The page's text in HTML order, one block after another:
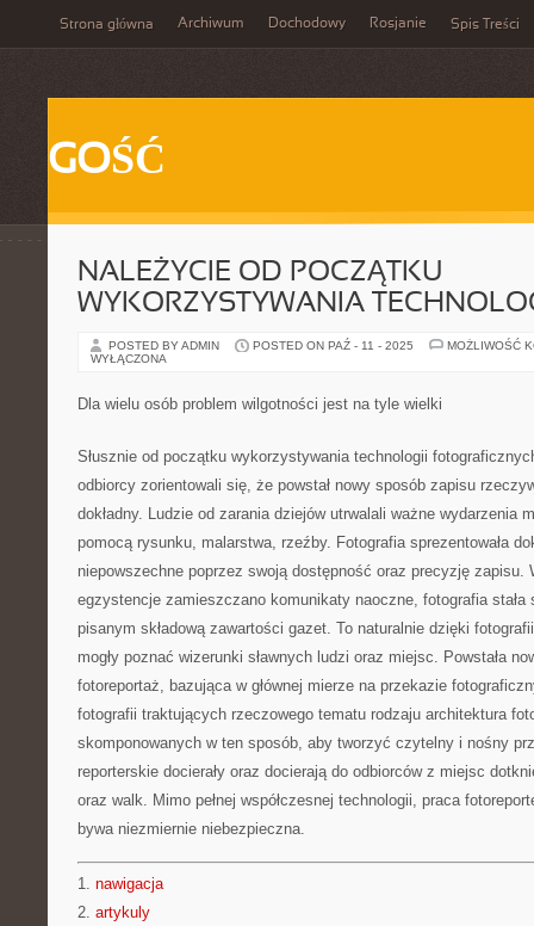
Strona główna Archiwum Dochodowy Rosjanie Spis Treści
GOŚĆ
NALEŻYCIE OD POCZĄTKU
WYKORZYSTYWANIA
POSTED BY ADMIN POSTED ON PAŹ - 11 - 2025
MOŻLIWOŚĆ
WYŁĄCZONA
Dla wielu osób problem wilgotności jest na tyle wielki
Słusznie od początku wykorzystywania technologii
odbiorcy zorientowali się, że powstał nowy sposób zapisu
dokładny. Ludzie od zarania dziejów utrwalali ważne wydarzenia
pomocą rysunku, malarstwa, rzeźby. Fotografia sprezentowała
niepowszechne poprzez swoją dostępność oraz precyzję zapisu.
egzystencje zamieszczano komunikaty naoczne, fotografia stała
pisanym składową zawartości gazet. To naturalnie dzięki
mogły poznać wizerunki sławnych ludzi oraz miejsc. Powstała
fotoreportaż, bazująca w głównej mierze na przekazie
fotografii traktujących rzeczowego tematu rodzaju architektura
skomponowanych w ten sposób, aby tworzyć czytelny i nośny
reporterskie docierały oraz docierają do odbiorców z miejsc
oraz walk. Mimo pełnej współczesnej technologii, praca
bywa niezmiernie niebezpieczna.
1. nawigacja
2. artykuly